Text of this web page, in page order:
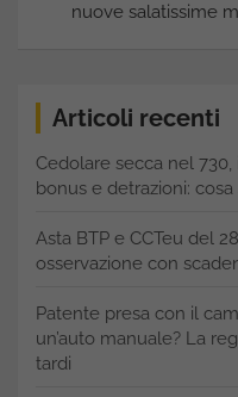
nuove salatissime
Articoli recenti
Cedolare secca nel 730,
bonus e detrazioni:
Asta BTP e CCTeu del
osservazione con
Patente presa con il
un’auto manuale? La
tardi